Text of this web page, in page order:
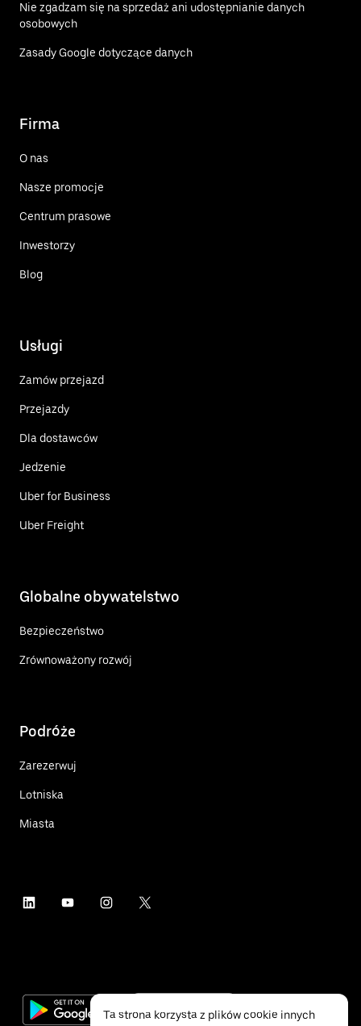
Nie zgadzam się na sprzedaż ani udostępnianie danych
osobowych
Zasady Google dotyczące danych
Firma
O nas
Nasze promocje
Centrum prasowe
Inwestorzy
Blog
Usługi
Zamów przejazd
Przejazdy
Dla dostawców
Jedzenie
Uber for Business
Uber Freight
Globalne obywatelstwo
Bezpieczeństwo
Zrównoważony rozwój
Podróże
Zarezerwuj
Lotniska
Miasta
Ta strona korzysta z plików cookie innych